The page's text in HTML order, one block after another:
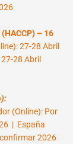
– 16
27-28 Abril
28 Abril
(Online): Por
| España
2026